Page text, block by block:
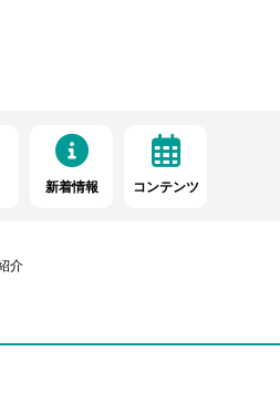
新着情報 コンテンツ
介